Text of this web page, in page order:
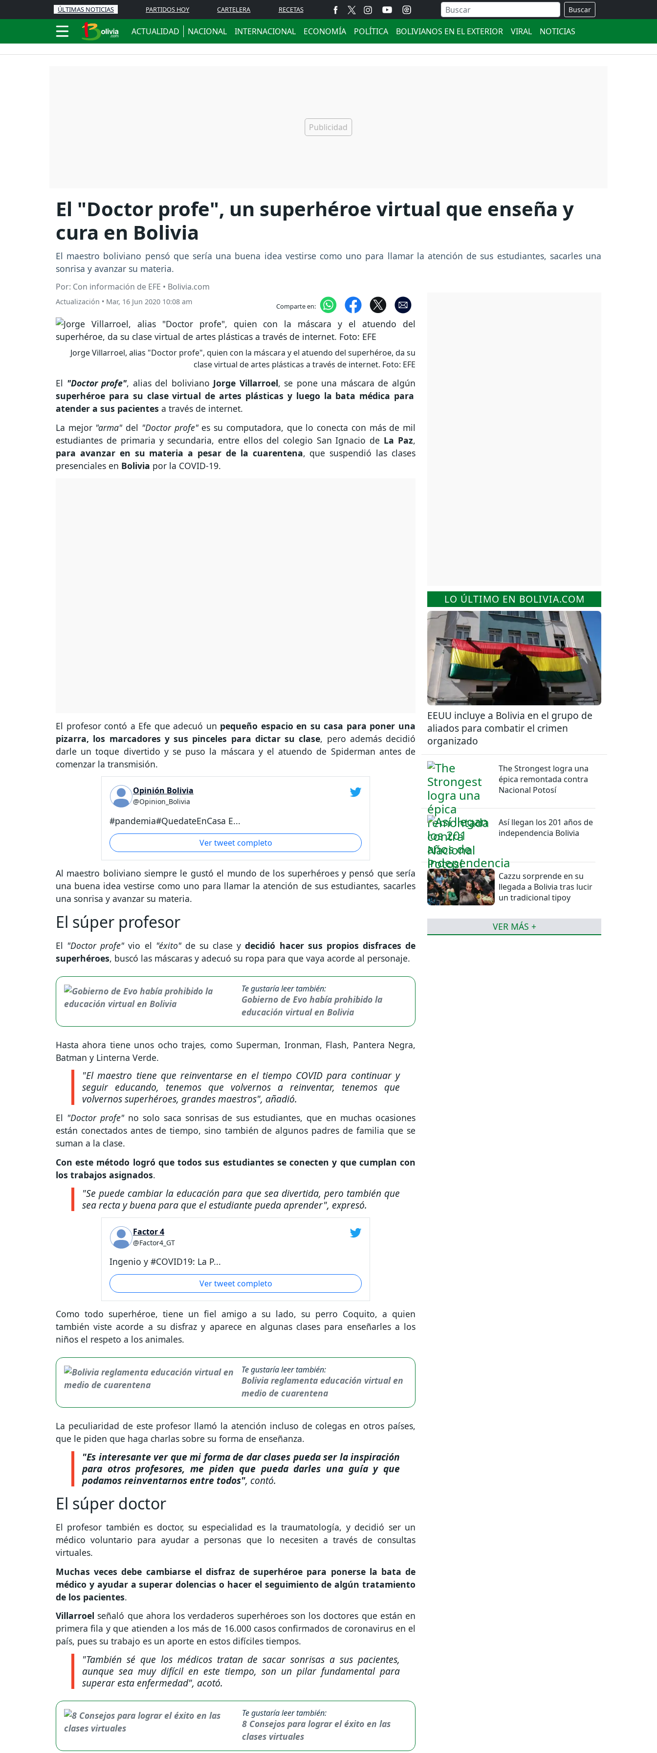
ÚLTIMAS NOTICIAS PARTIDOS HOY CARTELERA RECETAS Buscar
ACTUALIDAD NACIONAL INTERNACIONAL ECONOMÍA POLÍTICA BOLIVIANOS EN EL EXTERIOR VIRAL NOTICIAS
El "Doctor profe", un superhéroe virtual que enseña y
cura en Bolivia
El maestro boliviano pensó que sería una buena idea vestirse como uno para llamar la atención de sus estudiantes, sacarles una
sonrisa y avanzar su materia.
Por: Con información de EFE • Bolivia.com
Actualización • Mar, 16 Jun 2020 10:08 am Comparte en:
Jorge Villarroel, alias "Doctor profe", quien con la máscara y el atuendo del superhéroe, da su
clase virtual de artes plásticas a través de internet. Foto: EFE
El "Doctor profe", alias del boliviano Jorge Villarroel, se pone una máscara de algún
superhéroe para su clase virtual de artes plásticas y luego la bata médica para
atender a sus pacientes a través de internet.
La mejor "arma" del "Doctor profe" es su computadora, que lo conecta con más de mil
estudiantes de primaria y secundaria, entre ellos del colegio San Ignacio de La Paz,
para avanzar en su materia a pesar de la cuarentena, que suspendió las clases
presenciales en Bolivia por la COVID-19.
El profesor contó a Efe que adecuó un pequeño espacio en su casa para poner una
pizarra, los marcadores y sus pinceles para dictar su clase, pero además decidió
darle un toque divertido y se puso la máscara y el atuendo de Spiderman antes de
comenzar la transmisión.
Opinión Bolivia
@Opinion_Bolivia
#pandemia#QuedateEnCasa E...
Ver tweet completo
Al maestro boliviano siempre le gustó el mundo de los superhéroes y pensó que sería
una buena idea vestirse como uno para llamar la atención de sus estudiantes, sacarles
una sonrisa y avanzar su materia.
El súper profesor
El "Doctor profe"vio el "éxito" de su clase ydecidió hacer sus propios disfraces de
superhéroes, buscó las máscaras y adecuó su ropa para que vaya acorde al personaje.
Te gustaría leer también:
Gobierno de Evo había prohibido la
educación virtual en Bolivia
Hasta ahora tiene unos ocho trajes, como Superman, Ironman, Flash, Pantera Negra,
Batman y Linterna Verde.
"El maestro tiene que reinventarse en el tiempo COVID para continuar y
seguir educando, tenemos que volvernos a reinventar, tenemos que
volvernos superhéroes, grandes maestros", añadió.
El "Doctor profe" no solo saca sonrisas de sus estudiantes, que en muchas ocasiones
están conectados antes de tiempo, sino también de algunos padres de familia que se
suman a la clase.
Con este método logró que todos sus estudiantes se conecten y que cumplan con
los trabajos asignados.
"Se puede cambiar la educación para que sea divertida, pero también que
sea recta y buena para que el estudiante pueda aprender", expresó.
Factor 4
@Factor4_GT
Ingenio y #COVID19: La P...
Ver tweet completo
Como todo superhéroe, tiene un fiel amigo a su lado, su perro Coquito, a quien
también viste acorde a su disfraz y aparece en algunas clases para enseñarles a los
niños el respeto a los animales.
Te gustaría leer también:
Bolivia reglamenta educación virtual en
medio de cuarentena
La peculiaridad de este profesor llamó la atención incluso de colegas en otros países,
que le piden que haga charlas sobre su forma de enseñanza.
"Es interesante ver que mi forma de dar clases pueda ser la inspiración
para otros profesores, me piden que pueda darles una guía y que
podamos reinventarnos entre todos", contó.
El súper doctor
El profesor también es doctor, su especialidad es la traumatología, y decidió ser un
médico voluntario para ayudar a personas que lo necesiten a través de consultas
virtuales.
Muchas veces debe cambiarse el disfraz de superhéroe para ponerse la bata de
médico y ayudar a superar dolencias o hacer el seguimiento de algún tratamiento
de los pacientes.
Villarroel señaló que ahora los verdaderos superhéroes son los doctores que están en
primera fila y que atienden a los más de 16.000 casos confirmados de coronavirus en el
país, pues su trabajo es un aporte en estos difíciles tiempos.
"También sé que los médicos tratan de sacar sonrisas a sus pacientes,
aunque sea muy difícil en este tiempo, son un pilar fundamental para
superar esta enfermedad", acotó.
Te gustaría leer también:
8 Consejos para lograr el éxito en las
clases virtuales
LO ÚLTIMO EN BOLIVIA.COM
EEUU incluye a Bolivia en el grupo de
aliados para combatir el crimen
organizado
The Strongest logra una
épica remontada contra
Nacional Potosí
Así llegan los 201 años de
independencia Bolivia
Cazzu sorprende en su
llegada a Bolivia tras lucir
un tradicional tipoy
VER MÁS +